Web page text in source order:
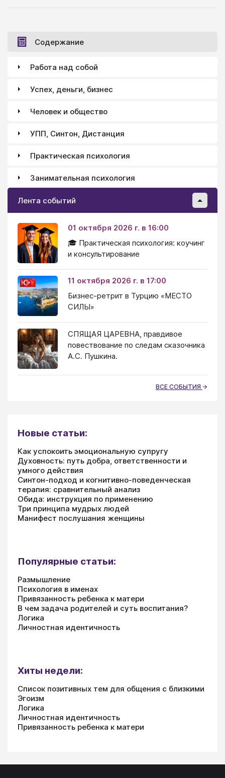
Содержание
Работа над собой
Успех, деньги, бизнес
Человек и общество
УПП, Синтон, Дистанция
Практическая психология
Занимательная психология
Лента событий
01 октября 2026 г. в 16:00
🎓 Практическая психология: коучинг
и консультирование
11 октября 2026 г. в 17:00
Бизнес-ретрит в Турцию «МЕСТО
СИЛЫ»
СПЯЩАЯ ЦАРЕВНА, правдивое
повествование по следам сказочника
А.С. Пушкина.
ВСЕ СОБЫТИЯ
Новые статьи:
Как успокоить эмоциональную супругу
Духовность: путь добра, ответственности и
умного действия
Синтон-подход и когнитивно-поведенческая
терапия: сравнительный анализ
Обида: инструкция по применению
Три принципа мудрых людей
Манифест послушания женщины
Популярные статьи:
Размышление
Психология в именах
Привязанность ребенка к матери
В чем задача родителей и суть воспитания?
Логика
Личностная идентичность
Хиты недели:
Список позитивных тем для общения с близкими
Эгоизм
Логика
Личностная идентичность
Привязанность ребенка к матери